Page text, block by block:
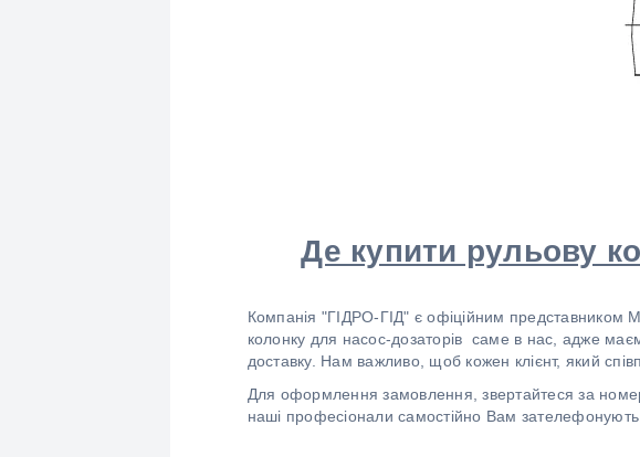
Де купити рульову
Компанія "ГІДРО-ГІД" є офіційним представником
колонку для насос-дозаторів саме в нас, адже
доставку. Нам важливо, щоб кожен клієнт, який
Для оформлення замовлення, звертайтеся за
наші професіонали самостійно Вам зателефонують.